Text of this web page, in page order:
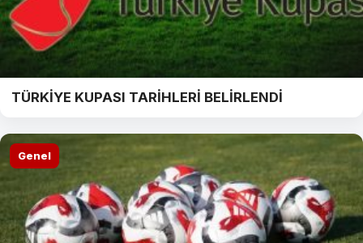
TÜRKİYE KUPASI TARİHLERİ BELİRLENDİ
Genel